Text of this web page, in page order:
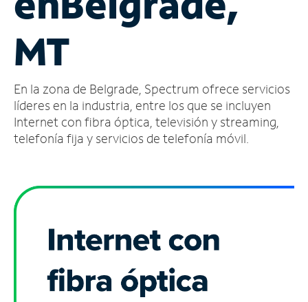
cuenta
Encuentra
tienda
MT
En la zona de Belgrade, Spectrum ofrece servicios
líderes en la industria, entre los que se incluyen
Internet con fibra óptica, televisión y streaming,
telefonía fija y servicios de telefonía móvil.